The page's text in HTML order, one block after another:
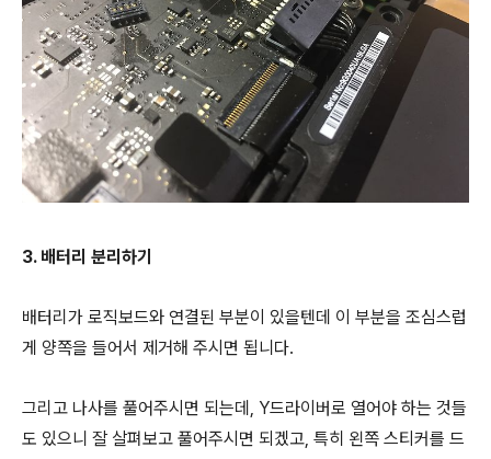
3. 배터리 분리하기
배터리가 로직보드와 연결된 부분이 있을텐데 이 부분을 조심스럽
게 양쪽을 들어서 제거해 주시면 됩니다.
그리고 나사를 풀어주시면 되는데, Y드라이버로 열어야 하는 것들
도 있으니 잘 살펴보고 풀어주시면 되겠고, 특히 왼쪽 스티커를 드